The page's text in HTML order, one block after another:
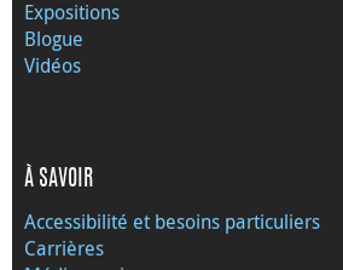
Expositions
Blogue
Vidéos
À SAVOIR
Accessibilité et besoins particuliers
Carrières